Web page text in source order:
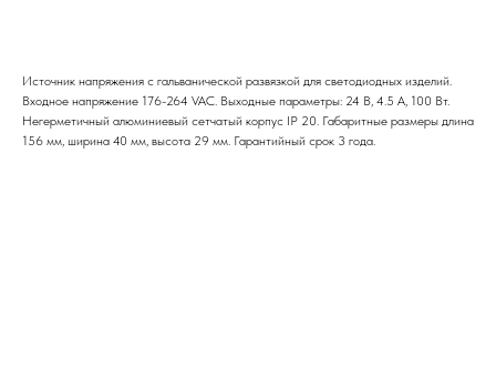
Источник напряжения с гальванической развязкой для светодиодных изделий.
Входное напряжение 176-264 VAC. Выходные параметры: 24 В, 4.5 А, 100 Вт.
Негерметичный алюминиевый сетчатый корпус IP 20. Габаритные размеры длина
156 мм, ширина 40 мм, высота 29 мм. Гарантийный срок 3 года.